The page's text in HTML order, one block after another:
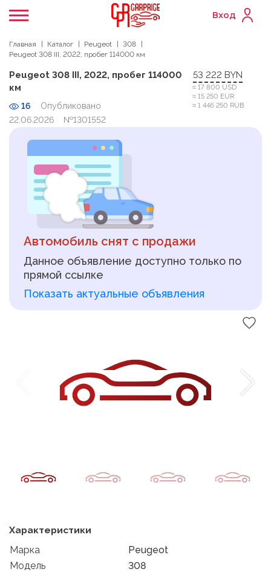
Вход
Главная Каталог Peugeot
308
Peugeot 308 III, 2022, пробег 114000 км
Peugeot 308 III, 2022, пробег 114000
км
16
Опубликовано
22.06.2026
№1301552
53 222 BYN
≈ 17 800 USD
≈ 15 250 EUR
≈ 1 446 250 RUB
Автомобиль снят с продажи
Данное объявление доступно только по
прямой ссылке
Показать актуальные объявления
Характеристики
Марка
Peugeot
Модель
308